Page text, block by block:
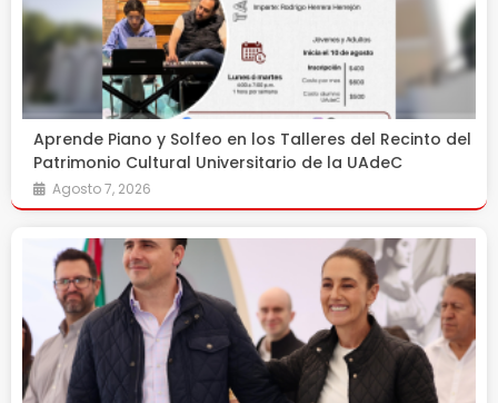
Aprende Piano y Solfeo en los Talleres del Recinto del
Patrimonio Cultural Universitario de la UAdeC
Agosto 7, 2026